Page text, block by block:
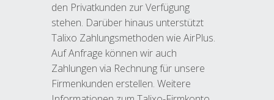
den Privatkunden zur Verfügung
stehen. Darüber hinaus unterstützt
Talixo Zahlungsmethoden wie AirPlus.
Auf Anfrage können wir auch
Zahlungen via Rechnung für unsere
Firmenkunden erstellen. Weitere